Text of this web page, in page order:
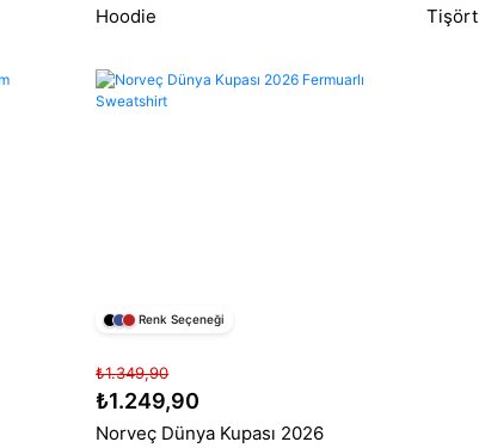
Hoodie Tişört
Renk Seçeneği
₺1.349,90
₺1.249,90
Norveç Dünya Kupası 2026